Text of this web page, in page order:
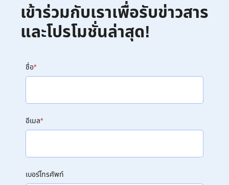
เข้าร่วมกับเราเพื่อรับข่าวสาร
และโปรโมชั่นล่าสุด!
ชื่อ*
อีเมล*
เบอร์โทรศัพท์